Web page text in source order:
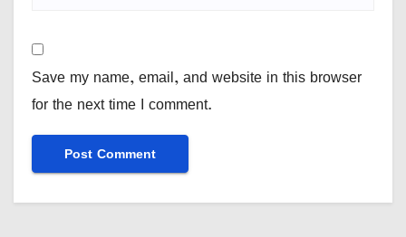
Save my name, email, and website in this browser
for the next time I comment.